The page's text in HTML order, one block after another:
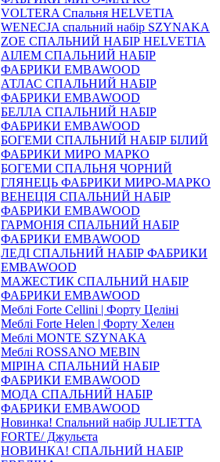
VOLTERA Спальня HELVETIA
WENECJA спальний набір SZYNAKA
ZOE СПАЛЬНИЙ НАБІР HELVETIA
АІЛЕМ СПАЛЬНИЙ НАБІР
ФАБРИКИ EMBAWOOD
АТЛАС СПАЛЬНИЙ НАБІР
ФАБРИКИ EMBAWOOD
БЕЛЛА СПАЛЬНИЙ НАБІР
ФАБРИКИ EMBAWOOD
БОГЕМИ СПАЛЬНИЙ НАБІР БІЛИЙ
ФАБРИКИ МИРО МАРКО
БОГЕМИ СПАЛЬНЯ ЧОРНИЙ
ГЛЯНЕЦЬ ФАБРИКИ МИРО-МАРКО
ВЕНЕЦІЯ СПАЛЬНИЙ НАБІР
ФАБРИКИ EMBAWOOD
ГАРМОНІЯ СПАЛЬНИЙ НАБІР
ФАБРИКИ EMBAWOOD
ЛЕДІ СПАЛЬНИЙ НАБІР ФАБРИКИ
EMBAWOOD
МАЖЕСТИК СПАЛЬНИЙ НАБІР
ФАБРИКИ EMBAWOOD
Меблі Forte Cellini | Форту Целіні
Меблі Forte Helen | Форту Хелен
Меблі MONTE SZYNAKA
Меблі ROSSANO MEBIN
МІРІНА СПАЛЬНИЙ НАБІР
ФАБРИКИ EMBAWOOD
МОДА СПАЛЬНИЙ НАБІР
ФАБРИКИ EMBAWOOD
Новинка! Спальний набір JULIETTA
FORTE/ Джульєта
НОВИНКА! СПАЛЬНИЙ НАБІР